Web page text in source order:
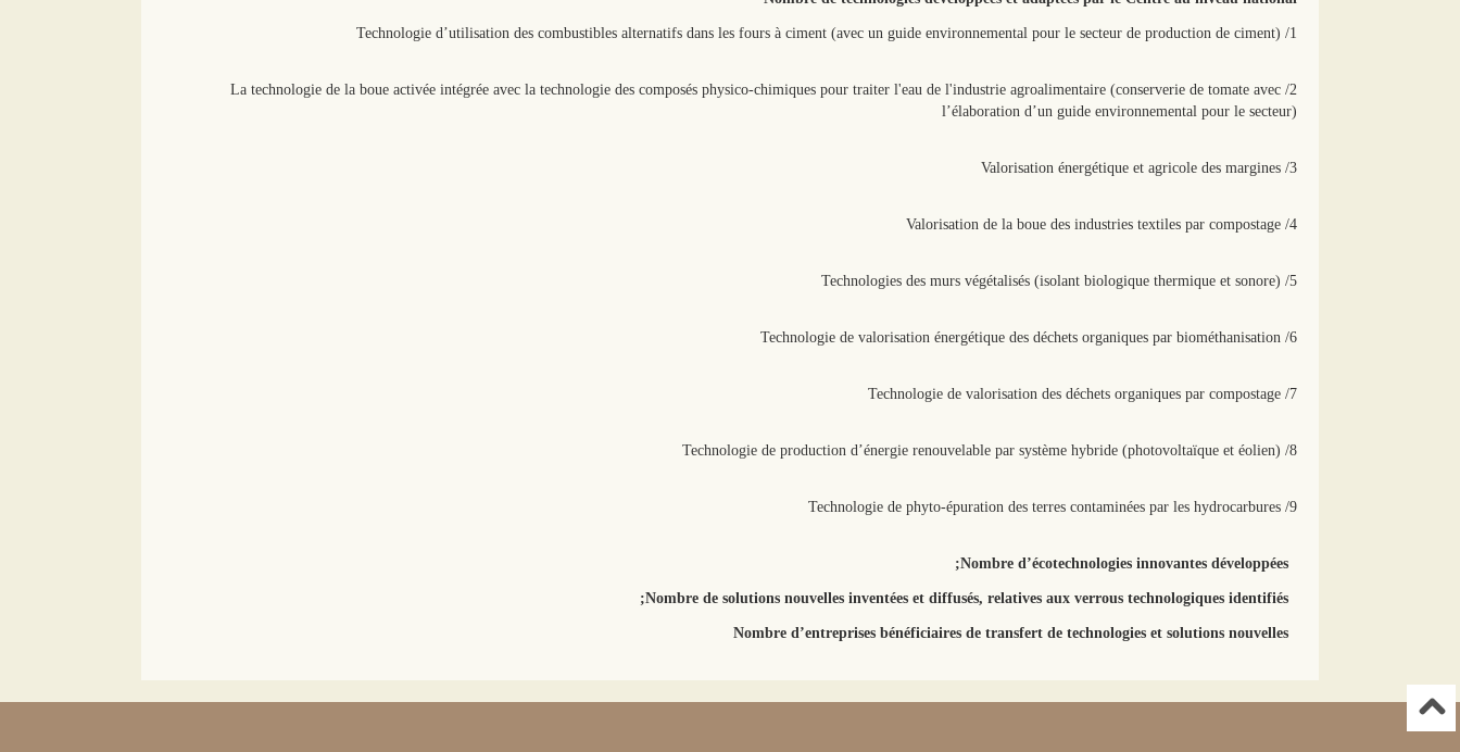
1/ Technologie d’utilisation des combustibles alternatifs dans les fours à ciment (avec un guide environnemental pour le secteur de production de ciment)
2/ La technologie de la boue activée intégrée avec la technologie des composés physico-chimiques pour traiter l'eau de l'industrie agroalimentaire (conserverie de tomate avec
l’élaboration d’un guide environnemental pour le secteur)
3/ Valorisation énergétique et agricole des margines
4/ Valorisation de la boue des industries textiles par compostage
5/ Technologies des murs végétalisés (isolant biologique thermique et sonore)
6/ Technologie de valorisation énergétique des déchets organiques par biométhanisation
7/ Technologie de valorisation des déchets organiques par compostage
8/ Technologie de production d’énergie renouvelable par système hybride (photovoltaïque et éolien)
9/ Technologie de phyto-épuration des terres contaminées par les hydrocarbures
Nombre de solutions nouvelles inventées et diffusés, relatives aux verrous technologiques identifiés;
Nombre d’entreprises bénéficiaires de transfert de technologies et solutions nouvelles